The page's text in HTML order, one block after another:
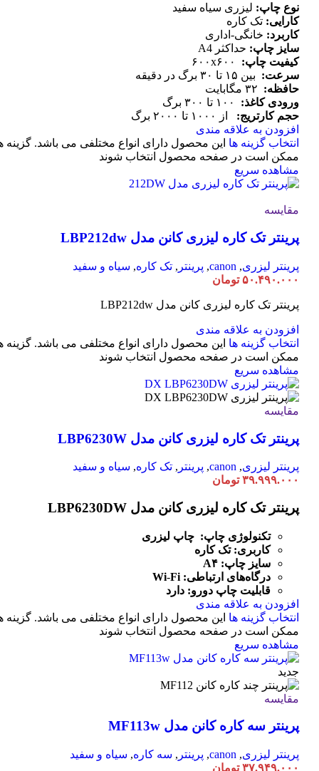
نوع چاپ: لیزری سیاه سفید
کارایی: تک کاره
کاربرد: خانگی-اداری
سایز چاپ: حداکثر A4
کیفیت چاپ:
۶۰۰x۶۰۰
سرعت: بین ۱۵ تا ۳۰ برگ در دقیقه
حافظه: ۳۲ مگابایت
ورودی کاغذ:
۱۰۰ تا ۳۰۰ برگ
حجم کارتریج:
از ۱۰۰۰ تا ۲۰۰۰ برگ
افزودن به علاقه مندی
انتخاب گزینه ها این محصول دارای انواع مختلفی می باشد. گزینه
ممکن است در صفحه محصول انتخاب شوند
مشاهده سریع
مقایسه
پرینتر تک کاره لیزری کانن مدل LBP212dw
پرینتر لیزری,
canon
, پرینتر , تک کاره, سیاه و سفید
۵۰.۴۹۰.۰۰۰ تومان
پرینتر تک کاره لیزری کانن مدل LBP212dw
افزودن به علاقه مندی
انتخاب گزینه ها این محصول دارای انواع مختلفی می باشد. گزینه
ممکن است در صفحه محصول انتخاب شوند
مشاهده سریع
مقایسه
پرینتر تک کاره لیزری کانن مدل LBP6230W
پرینتر لیزری,
canon
, پرینتر , تک کاره, سیاه و سفید
۳۹.۹۹۹.۰۰۰ تومان
پرینتر تک کاره لیزری کانن مدل LBP6230DW
تکنولوژی چاپ: چاپ لیزری
کاربری: تک کاره
سایز چاپ: A۴
درگاه‌های ارتباطی:
Wi-Fi
قابلیت چاپ دورو: دارد
افزودن به علاقه مندی
انتخاب گزینه ها این محصول دارای انواع مختلفی می باشد. گزینه
ممکن است در صفحه محصول انتخاب شوند
مشاهده سریع
جدید
مقایسه
پرینتر سه کاره کانن مدل MF113w
پرینتر لیزری,
canon
, پرینتر , سه کاره, سیاه و سفید
۳۷.۹۴۹.۰۰۰ تومان